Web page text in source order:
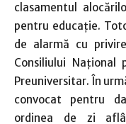
clasamentul
pentru educație.
de alarmă cu
Consiliului Național
Preuniversitar. În
convocat pentru
ordinea de zi